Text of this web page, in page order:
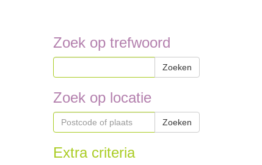
Zoek op trefwoord
Zoeken
Zoek op locatie
Zoeken
Extra criteria